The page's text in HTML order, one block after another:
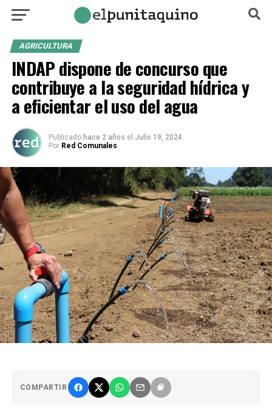
AGRICULTURA
INDAP dispone de concurso que
contribuye a la seguridad hídrica y
a eficientar el uso del agua
Publicado hace 2 años el Julio 19, 2024
Por Red Comunales
COMPARTIR